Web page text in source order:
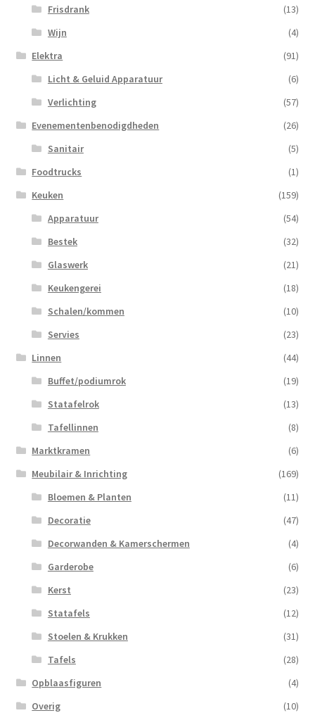
Frisdrank
(13)
Wijn
(4)
Elektra
(91)
Licht & Geluid Apparatuur
(6)
Verlichting
(57)
Evenementenbenodigdheden
(26)
Sanitair
(5)
Foodtrucks
(1)
Keuken
(159)
Apparatuur
(54)
Bestek
(32)
Glaswerk
(21)
Keukengerei
(18)
Schalen/kommen
(10)
Servies
(23)
Linnen
(44)
Buffet/podiumrok
(19)
Statafelrok
(13)
Tafellinnen
(8)
Marktkramen
(6)
Meubilair & Inrichting
(169)
Bloemen & Planten
(11)
Decoratie
(47)
Decorwanden & Kamerschermen
(4)
Garderobe
(6)
Kerst
(23)
Statafels
(12)
Stoelen & Krukken
(31)
Tafels
(28)
Opblaasfiguren
(4)
Overig
(10)